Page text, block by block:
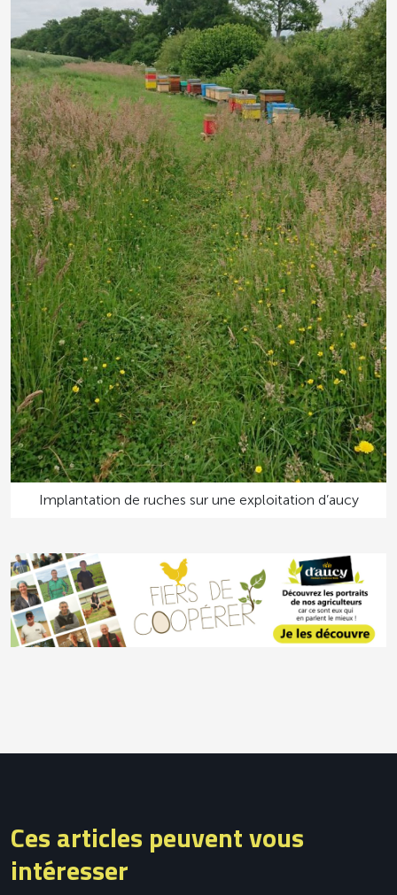
Implantation de ruches sur une exploitation d’aucy
Ces articles peuvent vous
intéresser